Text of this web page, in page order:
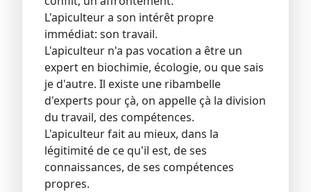
L'apiculteur a son intérêt propre
immédiat: son travail.
L'apiculteur n'a pas vocation a être un
expert en biochimie, écologie, ou que sais
je d'autre. Il existe une ribambelle
d'experts pour çà, on appelle çà la division
du travail, des compétences.
L'apiculteur fait au mieux, dans la
légitimité de ce qu'il est, de ses
connaissances, de ses compétences
propres.